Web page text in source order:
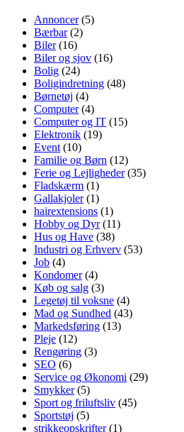
Annoncer(5)
Bærbar(2)
Biler(16)
Biler og sjov (16)
Bolig (24)
Boligindretning (48)
Børnetøj (4)
Computer(4)
Computer og IT (15)
Elektronik (19)
Event (10)
Familie og Børn (12)
Ferie og Lejligheder(35)
Fladskærm (1)
Gallakjoler(1)
hairextensions (1)
Hobby og Dyr(11)
Hus og Have (38)
Industri og Erhverv (53)
Job (4)
Kondomer(4)
Køb og salg (3)
Legetøj til voksne (4)
Mad og Sundhed (43)
Markedsføring (13)
Pleje (12)
Rengøring (3)
SEO (6)
Service og Økonomi (29)
Smykker(5)
Sport og friluftsliv (45)
Sportstøj (5)
strikkeopskrifter(1)